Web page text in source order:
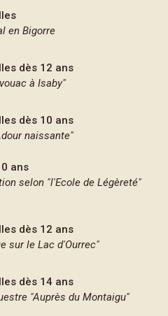
en Bigorre
dès 12 ans
à Isaby"
dès 10 ans
naissante"
ans
selon "l'Ecole de Légèreté"
dès 12 ans
sur le Lac d'Ourrec"
dès 14 ans
"Auprès du Montaigu"